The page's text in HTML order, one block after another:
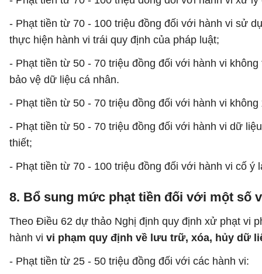
- Phạt tiền từ 70 - 100 triệu đồng đối với hành vi sử
thực hiện hành vi trái quy định của pháp luật;
- Phạt tiền từ 50 - 70 triệu đồng đối với hành vi
bảo vệ dữ liệu cá nhân.
- Phạt tiền từ 50 - 70 triệu đồng đối với hành vi
- Phạt tiền từ 50 - 70 triệu đồng đối với hành vi dữ
thiết;
- Phạt tiền từ 70 - 100 triệu đồng đối với hành vi cố ý
8. Bổ sung mức phạt tiền đối với một số
Theo Điều 62 dự thảo Nghị định quy định xử phạt vi
hành vi vi phạm quy định về lưu trữ, xóa, hủy dữ
- Phạt tiền từ 25 - 50 triệu đồng đối với các hành vi: